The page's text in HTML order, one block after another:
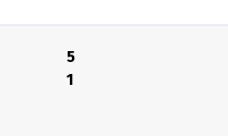
5
1